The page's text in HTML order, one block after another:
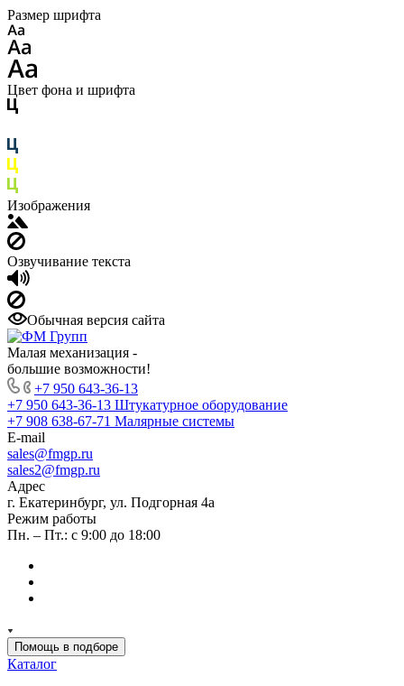
Размер шрифта
Цвет фона и шрифта
Изображения
Озвучивание текста
Обычная версия сайта
Малая механизация -
большие возможности!
+7 950 643-36-13
+7 950 643-36-13 Штукатурное оборудование
+7 908 638-67-71 Малярные системы
E-mail
sales@fmgp.ru
sales2@fmgp.ru
Адрес
г. Екатеринбург, ул. Подгорная 4а
Режим работы
Пн. – Пт.: с 9:00 до 18:00
Помощь в подборе
Каталог